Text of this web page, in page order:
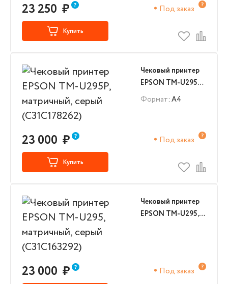
23 250 ₽ Под заказ
Купить
Чековый принтер
EPSON TM-U295P,
матричный, серый
Формат: А4
23 000 ₽ Под заказ
Купить
Чековый принтер
EPSON TM-U295,
23 000 ₽ Под заказ